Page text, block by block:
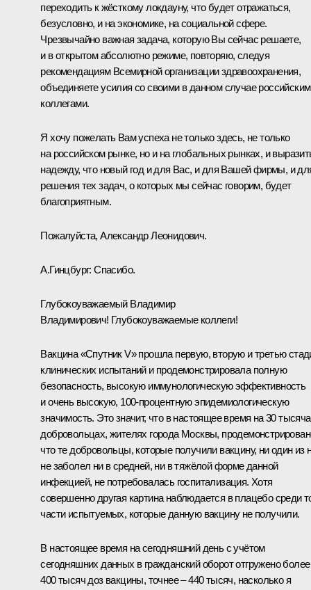
переходить к жёсткому локдауну, что будет отражаться,
безусловно, и на экономике, на социальной сфере.
Чрезвычайно важная задача, которую Вы сейчас решаете,
и в открытом абсолютно режиме, повторяю, следуя
рекомендациям Всемирной организации здравоохранения,
объединяете усилия со своими в данном случае
коллегами.
Я хочу пожелать Вам успеха не только здесь, не только
на российском рынке, но и на глобальных рынках, и
надежду, что новый год и для Вас, и для Вашей фирмы, и
решения тех задач, о которых мы сейчас говорим, будет
благоприятным.
Пожалуйста, Александр Леонидович.
А.Гинцбург:Спасибо.
Глубокоуважаемый Владимир
Владимирович! Глубокоуважаемые коллеги!
Вакцина «Спутник V» прошла первую, вторую и третью
клинических испытаний и продемонстрировала полную
безопасность, высокую иммунологическую эффективность
и очень высокую, 100-процентную эпидемиологическую
значимость. Это значит, что в настоящее время на 30
добровольцах, жителях города Москвы,
что те добровольцы, которые получили вакцину, ни один из
не заболел ни в средней, ни в тяжёлой форме данной
инфекцией, не потребовалась госпитализация. Хотя
совершенно другая картина наблюдается в плацебо среди
части испытуемых, которые данную вакцину не получили.
В настоящее время на сегодняшний день с учётом
сегодняшних данных в гражданский оборот отгружено более
400 тысяч доз вакцины, точнее – 440 тысяч, насколько я